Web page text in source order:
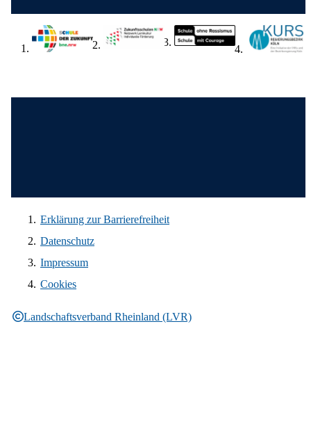
Landschaftsverband Rheinland (LVR)
Erklärung zur Barrierefreiheit
Datenschutz
Impressum
Cookies